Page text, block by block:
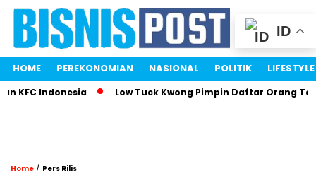
HOME PEREKONOMIAN NASIONAL POLITIK LIFESTYLE
Indonesia Low Tuck Kwong Pimpin Daftar Orang
Home / Pers Rilis
ID